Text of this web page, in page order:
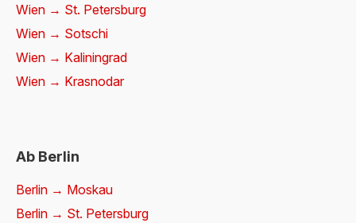
Wien → St. Petersburg
Wien → Sotschi
Wien → Kaliningrad
Wien → Krasnodar
Ab Berlin
Berlin → Moskau
Berlin → St. Petersburg